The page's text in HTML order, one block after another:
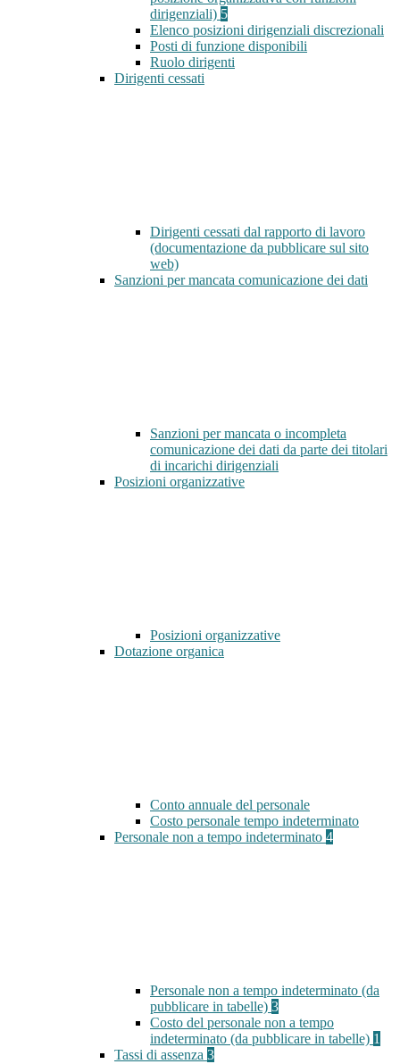
dirigenziali) 5
Elenco posizioni dirigenziali discrezionali
Posti di funzione disponibili
Ruolo dirigenti
Dirigenti cessati
Dirigenti cessati dal rapporto di lavoro
(documentazione da pubblicare sul sito
web)
Sanzioni per mancata comunicazione dei dati
Sanzioni per mancata o incompleta
comunicazione dei dati da parte dei titolari
di incarichi dirigenziali
Posizioni organizzative
Posizioni organizzative
Dotazione organica
Conto annuale del personale
Costo personale tempo indeterminato
Personale non a tempo indeterminato 4
Personale non a tempo indeterminato (da
pubblicare in tabelle) 3
Costo del personale non a tempo
indeterminato (da pubblicare in tabelle) 1
Tassi di assenza 3